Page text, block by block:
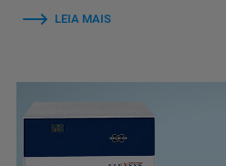
LEIA MAIS